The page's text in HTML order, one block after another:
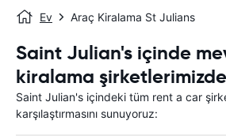
Ev Araç Kiralama St Julians
Saint Julian's içinde
kiralama
Saint Julian's içindeki tüm rent a car
karşılaştırmasını sunuyoruz: